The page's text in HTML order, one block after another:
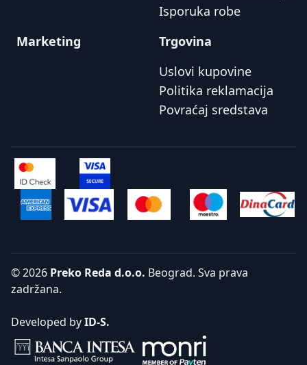
Isporuka robe
Marketing
Trgovina
Uslovi kupovine
Politika reklamacija
Povraćaj sredstava
© 2026 Preko Reda d.o.o. Beograd. Sva prava
zadržana.
Developed byID-S.